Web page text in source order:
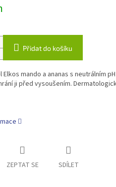
Přidat do košíku
mando a ananas s neutrálním
ji před vysoušením.
ZEPTAT SE SDÍLET